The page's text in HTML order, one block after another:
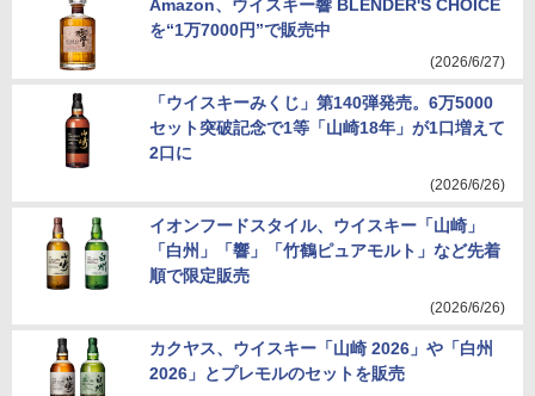
Amazon、ウイスキー響 BLENDER'S CHOICE
を“1万7000円”で販売中
(2026/6/27)
「ウイスキーみくじ」第140弾発売。6万5000
セット突破記念で1等「山崎18年」が1口増えて
2口に
(2026/6/26)
イオンフードスタイル、ウイスキー「山崎」
「白州」「響」「竹鶴ピュアモルト」など先着
順で限定販売
(2026/6/26)
カクヤス、ウイスキー「山崎 2026」や「白州
2026」とプレモルのセットを販売